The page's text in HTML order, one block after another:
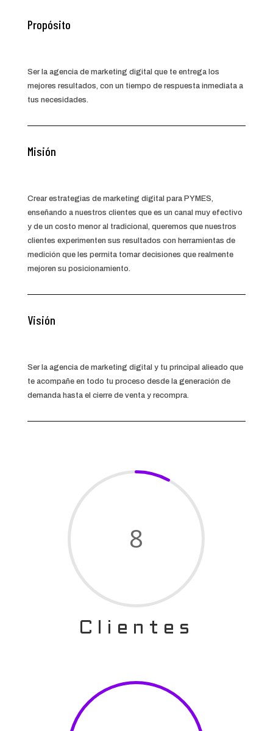
Propósito
Ser la agencia de marketing digital que te entrega los
mejores resultados, con un tiempo de respuesta inmediata a
tus necesidades.
Misión
Crear estrategias de marketing digital para PYMES,
enseñando a nuestros clientes que es un canal muy efectivo
y de un costo menor al tradicional, queremos que nuestros
clientes experimenten sus resultados con herramientas de
medición que les permita tomar decisiones que realmente
mejoren su posicionamiento.
Visión
Ser la agencia de marketing digital y tu principal alieado que
te acompañe en todo tu proceso desde la generación de
demanda hasta el cierre de venta y recompra.
8
Clientes